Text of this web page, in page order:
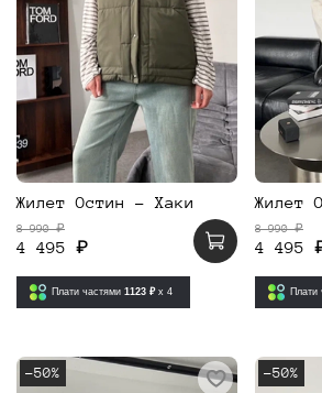
Жилет Остин - Хаки
8 990 ₽
4 495 ₽
Плати частями 1123 ₽ x 4
Жилет
8 990 ₽
4 495
Плати
-50% -50%